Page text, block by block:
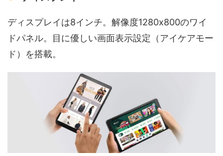
ディスプレイは8インチ。解像度1280x800のワイ
ドパネル。目に優しい画面表示設定（アイケアモー
ド）を搭載。